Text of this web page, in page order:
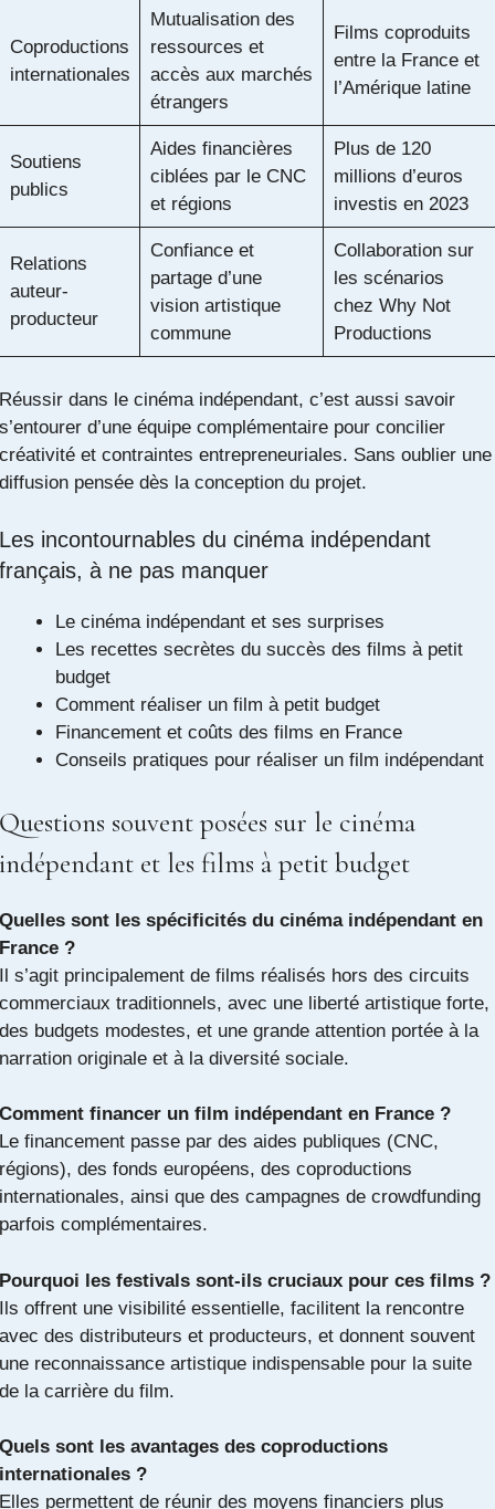
Coproductions
internationales
Mutualisation des
ressources et
accès aux marchés
étrangers
Films coproduits
entre la France et
l’Amérique latine
Soutiens
publics
Aides financières
ciblées par le CNC
et régions
Plus de 120
millions d’euros
investis en 2023
Relations
auteur-
producteur
Confiance et
partage d’une
vision artistique
commune
Collaboration sur
les scénarios
chez Why Not
Productions
Réussir dans le cinéma indépendant, c’est aussi savoir
s’entourer d’une équipe complémentaire pour concilier
créativité et contraintes entrepreneuriales. Sans oublier une
diffusion pensée dès la conception du projet.
Les incontournables du cinéma indépendant
français, à ne pas manquer
Le cinéma indépendant et ses surprises
Les recettes secrètes du succès des films à petit
budget
Comment réaliser un film à petit budget
Financement et coûts des films en France
Conseils pratiques pour réaliser un film indépendant
Questions souvent posées sur le cinéma
indépendant et les films à petit budget
Quelles sont les spécificités du cinéma indépendant en
France ?
Il s’agit principalement de films réalisés hors des circuits
commerciaux traditionnels, avec une liberté artistique forte,
des budgets modestes, et une grande attention portée à la
narration originale et à la diversité sociale.
Comment financer un film indépendant en France ?
Le financement passe par des aides publiques (CNC,
régions), des fonds européens, des coproductions
internationales, ainsi que des campagnes de crowdfunding
parfois complémentaires.
Pourquoi les festivals sont-ils cruciaux pour ces films ?
Ils offrent une visibilité essentielle, facilitent la rencontre
avec des distributeurs et producteurs, et donnent souvent
une reconnaissance artistique indispensable pour la suite
de la carrière du film.
Quels sont les avantages des coproductions
internationales ?
Elles permettent de réunir des moyens financiers plus